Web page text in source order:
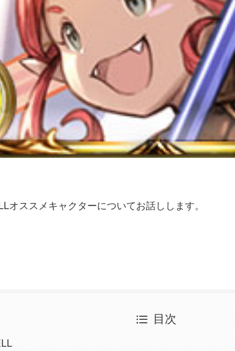
オススメキャクターについてお話しします。
目次